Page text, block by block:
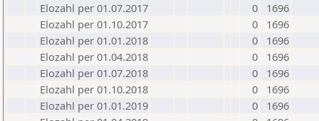
Elozahl per 01.07.2017
0
1696
Elozahl per 01.10.2017
0
1696
Elozahl per 01.01.2018
0
1696
Elozahl per 01.04.2018
0
1696
Elozahl per 01.07.2018
0
1696
Elozahl per 01.10.2018
0
1696
Elozahl per 01.01.2019
0
1696